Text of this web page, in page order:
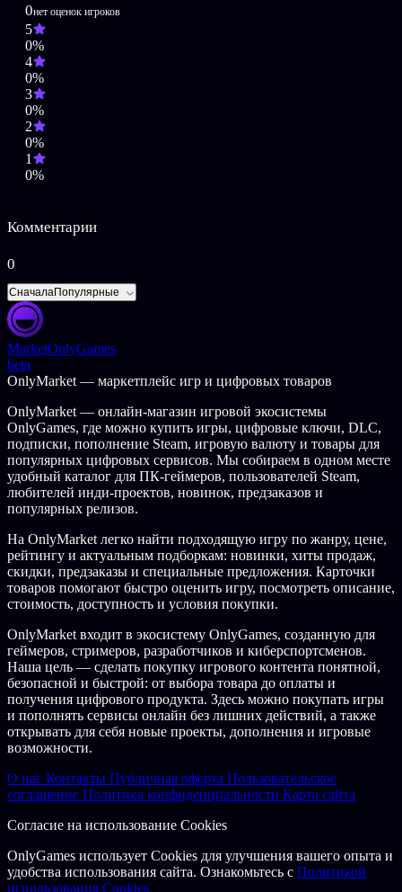
0нет оценок игроков
5
0%
4
0%
3
0%
2
0%
1
0%
Комментарии
0
СначалаПопулярные
MarketOnlyGames
beta
OnlyMarket — маркетплейс игр и цифровых товаров
OnlyMarket — онлайн-магазин игровой экосистемы
OnlyGames, где можно купить игры, цифровые ключи, DLC,
подписки, пополнение Steam, игровую валюту и товары для
популярных цифровых сервисов. Мы собираем в одном месте
удобный каталог для ПК-геймеров, пользователей Steam,
любителей инди-проектов, новинок, предзаказов и
популярных релизов.
На OnlyMarket легко найти подходящую игру по жанру, цене,
рейтингу и актуальным подборкам: новинки, хиты продаж,
скидки, предзаказы и специальные предложения. Карточки
товаров помогают быстро оценить игру, посмотреть описание,
стоимость, доступность и условия покупки.
OnlyMarket входит в экосистему OnlyGames, созданную для
геймеров, стримеров, разработчиков и киберспортсменов.
Наша цель — сделать покупку игрового контента понятной,
безопасной и быстрой: от выбора товара до оплаты и
получения цифрового продукта. Здесь можно покупать игры
и пополнять сервисы онлайн без лишних действий, а также
открывать для себя новые проекты, дополнения и игровые
возможности.
О нас Контакты Публичная оферта Пользовательское
соглашение Политика конфиденциальности Карта сайта
Согласие на использование Cookies
OnlyGames использует Cookies для улучшения вашего опыта и
удобства использования сайта. Ознакомьтесь с Политикой
использования Cookies.